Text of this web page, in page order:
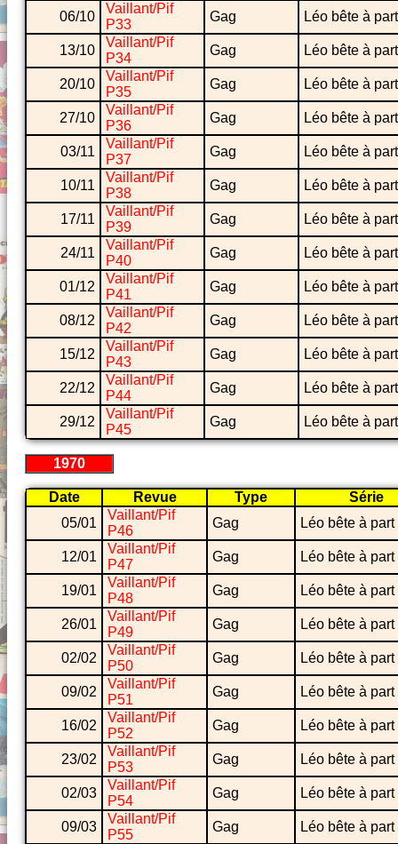
06/10
Vaillant/Pif
P33
Gag Léo bête à part
13/10
Vaillant/Pif
P34
Gag Léo bête à part
20/10
Vaillant/Pif
P35
Gag Léo bête à part
27/10
Vaillant/Pif
P36
Gag Léo bête à part
03/11
Vaillant/Pif
P37
Gag Léo bête à part
10/11
Vaillant/Pif
P38
Gag Léo bête à part
17/11
Vaillant/Pif
P39
Gag Léo bête à part
24/11
Vaillant/Pif
P40
Gag Léo bête à part
01/12
Vaillant/Pif
P41
Gag Léo bête à part
08/12
Vaillant/Pif
P42
Gag Léo bête à part
15/12
Vaillant/Pif
P43
Gag Léo bête à part
22/12
Vaillant/Pif
P44
Gag Léo bête à part
29/12
Vaillant/Pif
P45
Gag Léo bête à part
1970
Date Revue Type
Série
05/01
Vaillant/Pif
P46
Gag Léo bête à part
12/01
Vaillant/Pif
P47
Gag Léo bête à part
19/01
Vaillant/Pif
P48
Gag Léo bête à part
26/01
Vaillant/Pif
P49
Gag Léo bête à part
02/02
Vaillant/Pif
P50
Gag Léo bête à part
09/02
Vaillant/Pif
P51
Gag Léo bête à part
16/02
Vaillant/Pif
P52
Gag Léo bête à part
23/02
Vaillant/Pif
P53
Gag Léo bête à part
02/03
Vaillant/Pif
P54
Gag Léo bête à part
09/03
Vaillant/Pif
P55
Gag Léo bête à part